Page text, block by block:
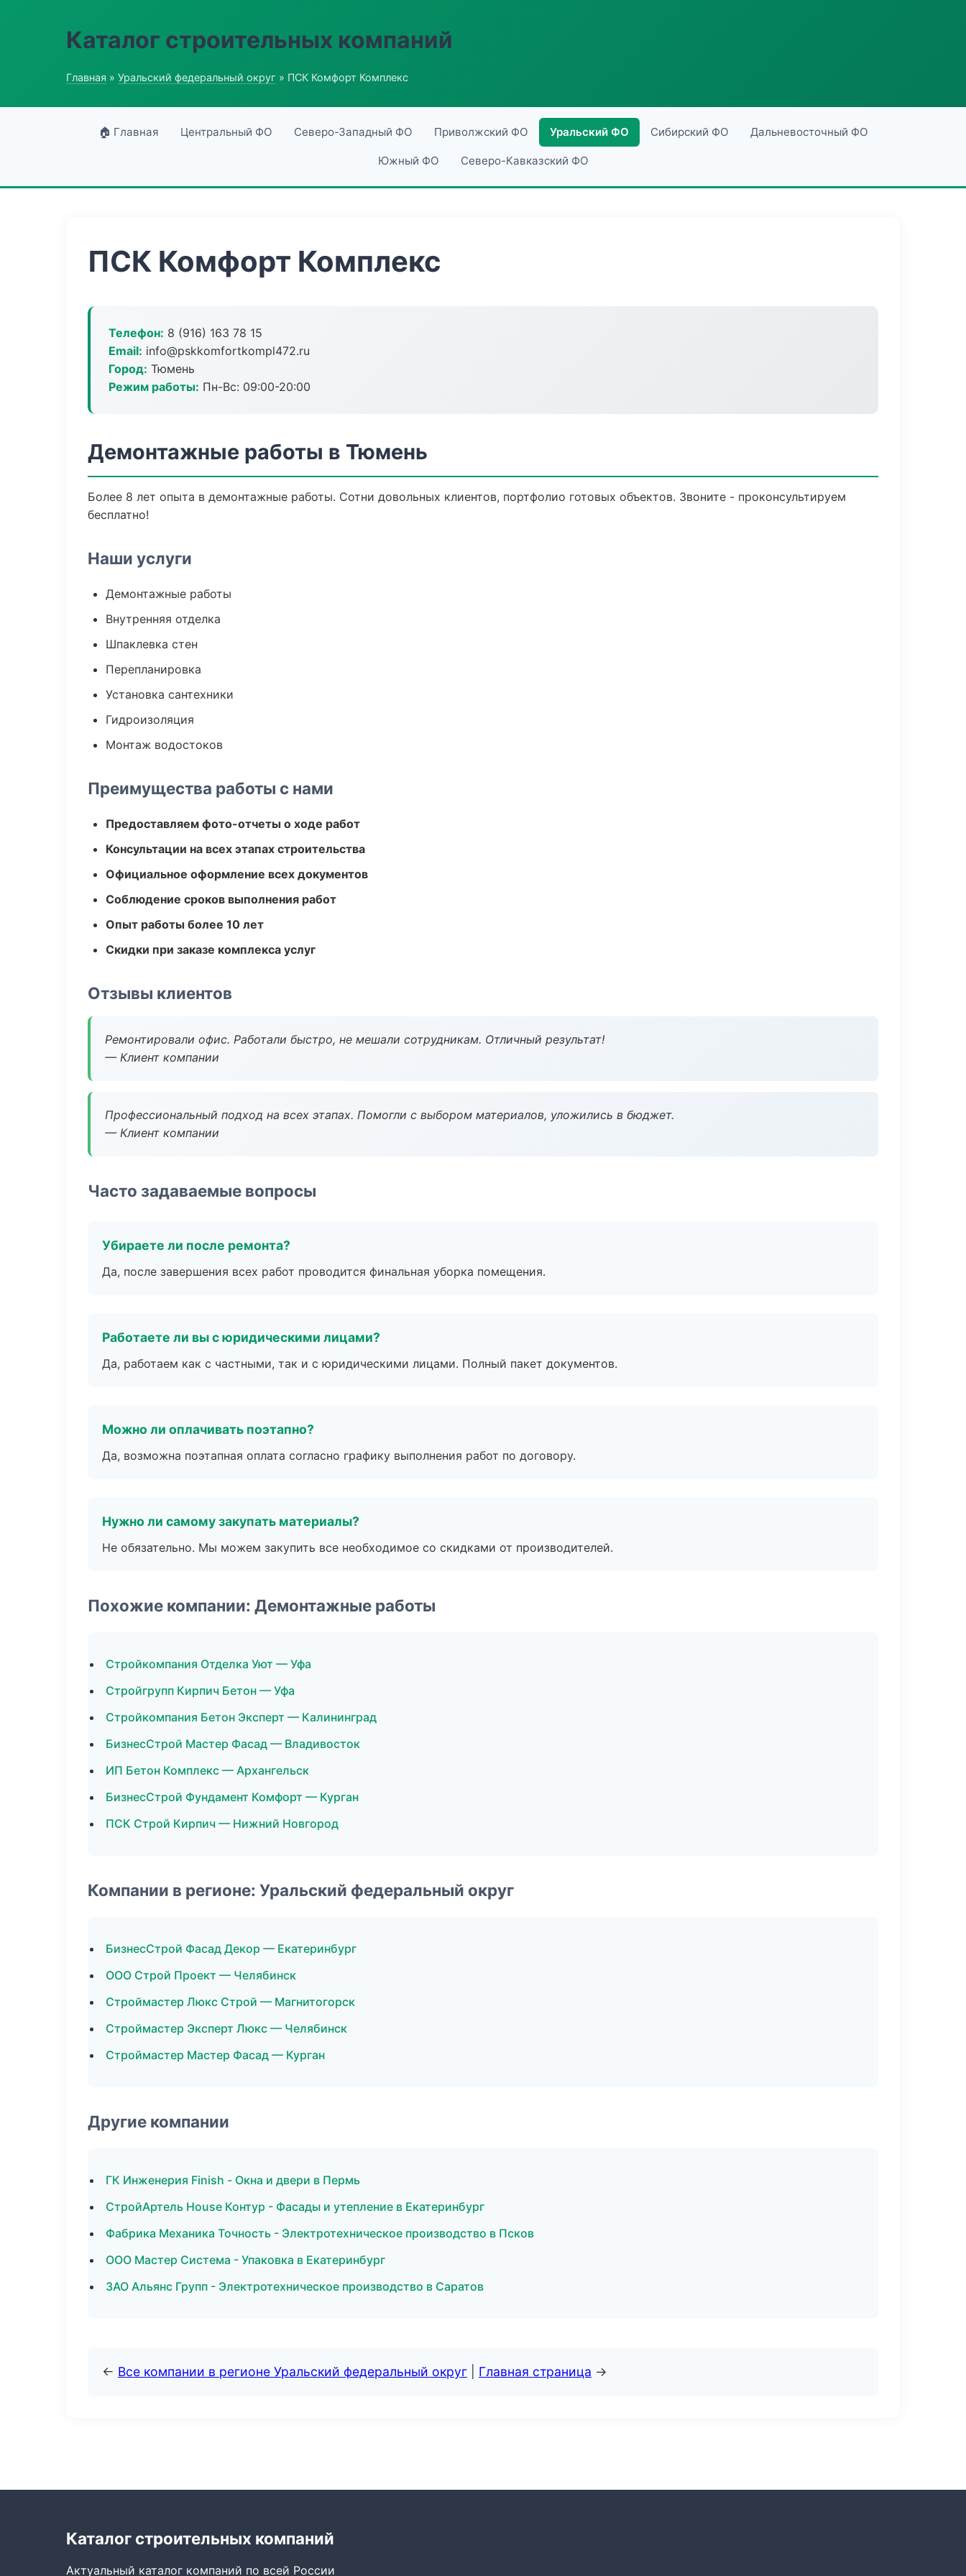
Каталог строительных компаний
Главная » Уральский федеральный округ » ПСК Комфорт Комплекс
🏠 Главная Центральный ФО Северо-Западный ФО Приволжский ФО Уральский ФО Сибирский ФО Дальневосточный ФО
Южный ФО Северо-Кавказский ФО
ПСК Комфорт Комплекс
Телефон: 8 (916) 163 78 15
Email: info@pskkomfortkompl472.ru
Город: Тюмень
Режим работы: Пн-Вс: 09:00-20:00
Демонтажные работы в Тюмень
Более 8 лет опыта в демонтажные работы. Сотни довольных клиентов, портфолио готовых объектов. Звоните - проконсультируем
бесплатно!
Наши услуги
Демонтажные работы
Внутренняя отделка
Шпаклевка стен
Перепланировка
Установка сантехники
Гидроизоляция
Монтаж водостоков
Преимущества работы с нами
Предоставляем фото-отчеты о ходе работ
Консультации на всех этапах строительства
Официальное оформление всех документов
Соблюдение сроков выполнения работ
Опыт работы более 10 лет
Скидки при заказе комплекса услуг
Отзывы клиентов
Ремонтировали офис. Работали быстро, не мешали сотрудникам. Отличный результат!
— Клиент компании
Профессиональный подход на всех этапах. Помогли с выбором материалов, уложились в бюджет.
— Клиент компании
Часто задаваемые вопросы
Убираете ли после ремонта?
Да, после завершения всех работ проводится финальная уборка помещения.
Работаете ли вы с юридическими лицами?
Да, работаем как с частными, так и с юридическими лицами. Полный пакет документов.
Можно ли оплачивать поэтапно?
Да, возможна поэтапная оплата согласно графику выполнения работ по договору.
Нужно ли самому закупать материалы?
Не обязательно. Мы можем закупить все необходимое со скидками от производителей.
Похожие компании: Демонтажные работы
Стройкомпания Отделка Уют — Уфа
Стройгрупп Кирпич Бетон — Уфа
Стройкомпания Бетон Эксперт — Калининград
БизнесСтрой Мастер Фасад — Владивосток
ИП Бетон Комплекс — Архангельск
БизнесСтрой Фундамент Комфорт — Курган
ПСК Строй Кирпич — Нижний Новгород
Компании в регионе: Уральский федеральный округ
БизнесСтрой Фасад Декор — Екатеринбург
ООО Строй Проект — Челябинск
Строймастер Люкс Строй — Магнитогорск
Строймастер Эксперт Люкс — Челябинск
Строймастер Мастер Фасад — Курган
Другие компании
ГК Инженерия Finish - Окна и двери в Пермь
СтройАртель House Контур - Фасады и утепление в Екатеринбург
Фабрика Механика Точность - Электротехническое производство в Псков
ООО Мастер Система - Упаковка в Екатеринбург
ЗАО Альянс Групп - Электротехническое производство в Саратов
← Все компании в регионе Уральский федеральный округ Главная страница →
Каталог строительных компаний
Актуальный каталог компаний по всей России